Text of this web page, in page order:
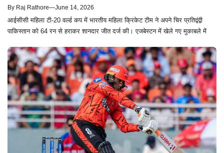
By Raj Rathore—June 14, 2026
आईसीसी महिला टी-20 वर्ल्ड कप में भारतीय महिला क्रिकेट टीम ने अपने चिर प्रतिद्वंद्वी
पाकिस्तान को 64 रन से हराकर शानदार जीत दर्ज की। एजबेस्टन में खेले गए मुकाबले में